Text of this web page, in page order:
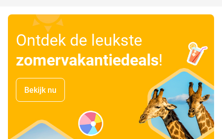
Ontdek de leukste
zomervakantiedeals!
Bekijk nu